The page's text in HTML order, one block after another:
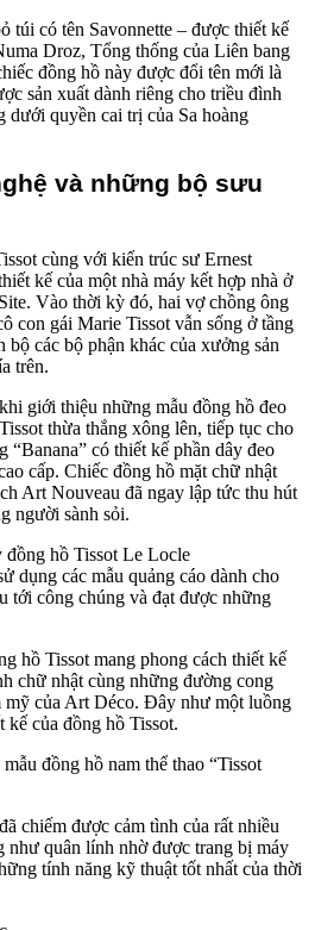
túi có tên Savonnette – được thiết kế
Droz, Tổng thống của Liên bang
đồng hồ này được đổi tên mới là
sản xuất dành riêng cho triều đình
dưới quyền cai trị của Sa hoàng
và những bộ sưu
cùng với kiến trúc sư Ernest
kế của một nhà máy kết hợp nhà ở
Vào thời kỳ đó, hai vợ chồng ông
con gái Marie Tissot vẫn sống ở tầng
bộ các bộ phận khác của xưởng sản
trên.
giới thiệu những mẫu đồng hồ đeo
thừa thắng xông lên, tiếp tục cho
“Banana” có thiết kế phần dây đeo
cấp. Chiếc đồng hồ mặt chữ nhật
Art Nouveau đã ngay lập tức thu hút
người sành sỏi.
hồ Tissot Le Locle
dụng các mẫu quảng cáo dành cho
tới công chúng và đạt được những
hồ Tissot mang phong cách thiết kế
chữ nhật cùng những đường cong
mỹ của Art Déco. Đây như một luồng
của đồng hồ Tissot.
đồng hồ nam thể thao “Tissot
chiếm được cảm tình của rất nhiều
như quân lính nhờ được trang bị máy
tính năng kỹ thuật tốt nhất của thời